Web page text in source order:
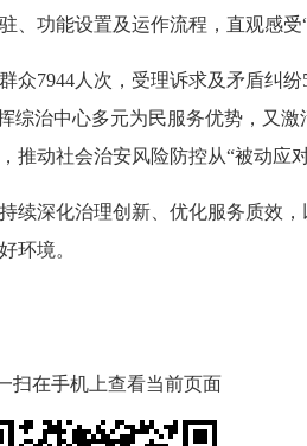
能设置及运作流程，直观感受“
7944人次，受理诉求及矛盾纠纷
治中心多元为民服务优势，又
动社会治安风险防控从“被动应对
深化治理创新、优化服务质效，
环境。
扫在手机上查看当前页面